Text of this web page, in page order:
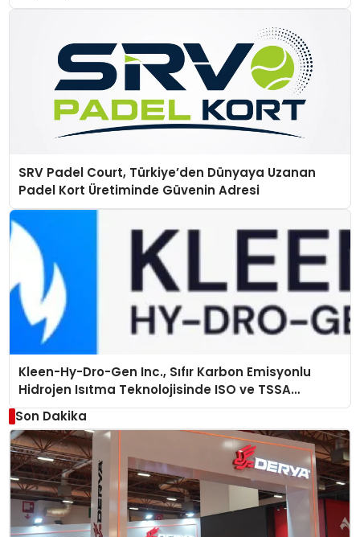
SRV Padel Court, Türkiye’den Dünyaya Uzanan
Padel Kort Üretiminde Güvenin Adresi
Kleen-Hy-Dro-Gen Inc., Sıfır Karbon Emisyonlu
Hidrojen Isıtma Teknolojisinde ISO ve TSSA
Düzenleyici Onaylarını Aldı
Son Dakika